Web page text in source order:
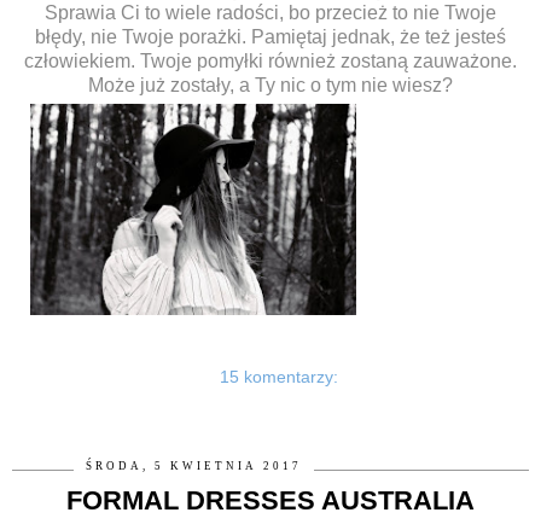
Sprawia Ci to wiele radości, bo przecież to nie Twoje
błędy, nie Twoje porażki. Pamiętaj jednak, że też jesteś
człowiekiem. Twoje pomyłki również zostaną zauważone.
Może już zostały, a Ty nic o tym nie wiesz?
15 komentarzy:
ŚRODA, 5 KWIETNIA 2017
FORMAL DRESSES AUSTRALIA